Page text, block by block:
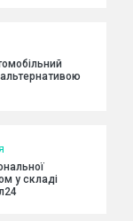
у складі